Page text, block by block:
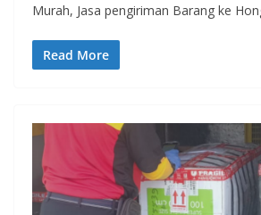
Murah, Jasa pengiriman Barang ke
Read More